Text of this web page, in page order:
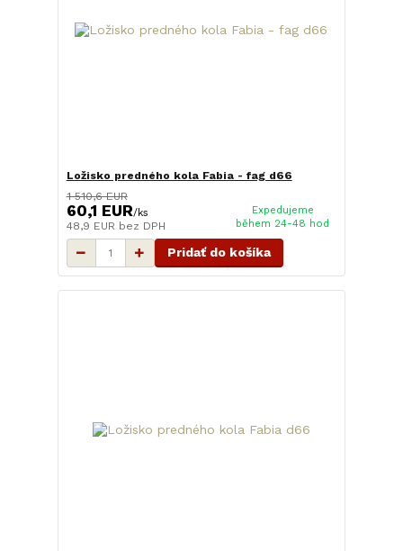
Ložisko predného kola Fabia - fag d66
1 510,6 EUR
60,1 EUR/ks
48,9 EUR bez DPH
Expedujeme
během 24-48 hod
Pridať do košíka